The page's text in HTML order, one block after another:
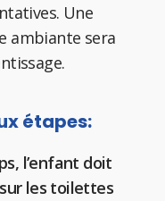
Une
ambiante sera
étapes:
l’enfant doit
les toilettes